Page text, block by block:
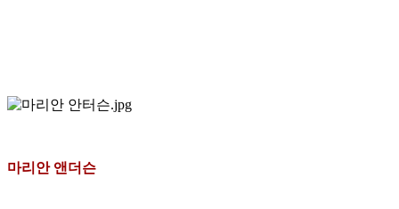
마리안 앤더슨